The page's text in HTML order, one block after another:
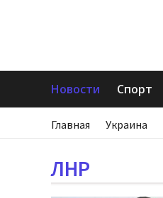
Новости Спорт
Главная Украина
ЛНР